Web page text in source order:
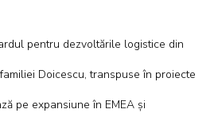
pentru dezvoltările logistice din
Doicescu, transpuse în proiecte
pe expansiune în EMEA și